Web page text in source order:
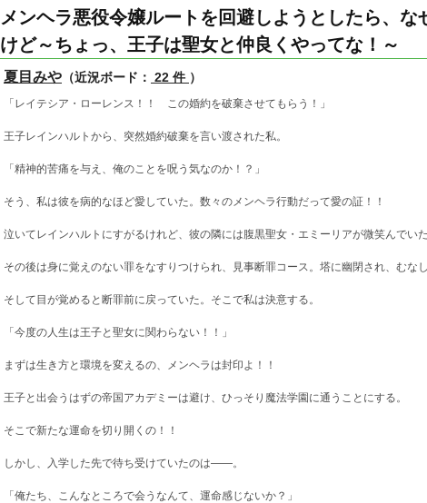
メンヘラ悪役令嬢ルートを回避しようとしたら、
けど～ちょっ、王子は聖女と仲良くやってな！～
夏目みや （近況ボード： 22 件 ）
「レイテシア・ローレンス！！ この婚約を破棄させてもらう！」
王子レインハルトから、突然婚約破棄を言い渡された私。
「精神的苦痛を与え、俺のことを呪う気なのか！？」
そう、私は彼を病的なほど愛していた。数々のメンヘラ行動だって愛の証！！
泣いてレインハルトにすがるけれど、彼の隣には腹黒聖女・エミーリアが微笑んでいた
その後は身に覚えのない罪をなすりつけられ、見事断罪コース。塔に幽閉され、むな
そして目が覚めると断罪前に戻っていた。そこで私は決意する。
「今度の人生は王子と聖女に関わらない！！」
まずは生き方と環境を変えるの、メンヘラは封印よ！！
王子と出会うはずの帝国アカデミーは避け、ひっそり魔法学園に通うことにする。
そこで新たな運命を切り開くの！！
しかし、入学した先で待ち受けていたのは――。
「俺たち、こんなところで会うなんて、運命感じないか？」